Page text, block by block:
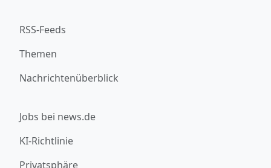
RSS-Feeds
Themen
Nachrichtenüberblick
Jobs bei news.de
KI-Richtlinie
Privatsphäre